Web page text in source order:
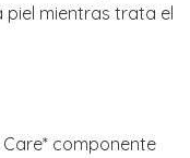
mientras trata el
componente